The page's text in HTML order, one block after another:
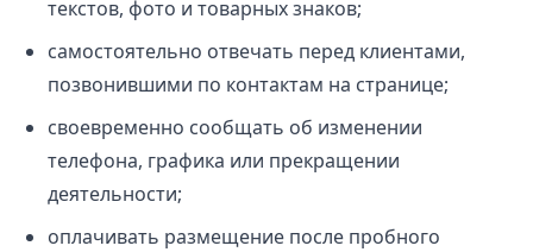
текстов, фото и товарных знаков;
самостоятельно отвечать перед клиентами,
позвонившими по контактам на странице;
своевременно сообщать об изменении
телефона, графика или прекращении
деятельности;
оплачивать размещение после пробного